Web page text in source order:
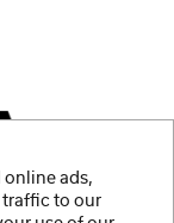
online ads,
traffic to our